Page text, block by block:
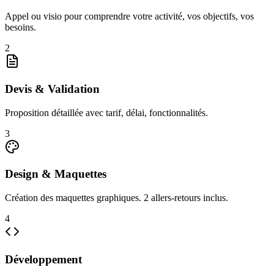
Appel ou visio pour comprendre votre activité, vos objectifs, vos
besoins.
2
Devis & Validation
Proposition détaillée avec tarif, délai, fonctionnalités.
3
Design & Maquettes
Création des maquettes graphiques. 2 allers-retours inclus.
4
Développement